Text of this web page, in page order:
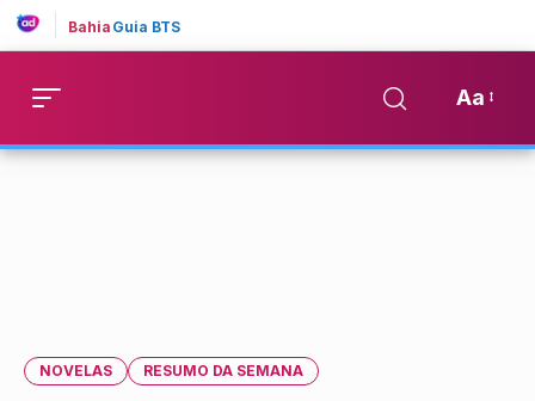
Bahia Guia BTS
Aa
NOVELAS RESUMO DA SEMANA